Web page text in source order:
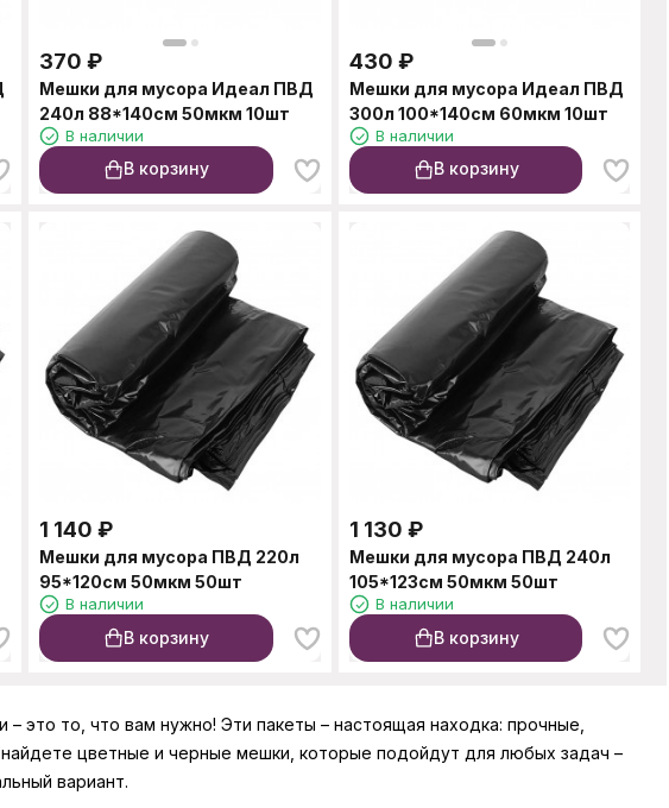
370 ₽
Мешки для мусора Идеал ПВД
240л 88*140см 50мкм 10шт
В наличии
В корзину
430 ₽
Мешки для мусора Идеал ПВД
300л 100*140см 60мкм 10шт
В наличии
В корзину
1 140 ₽
Мешки для мусора ПВД 220л
95*120см 50мкм 50шт
В наличии
В корзину
1 130 ₽
Мешки для мусора ПВД 240л
105*123см 50мкм 50шт
В наличии
В корзину
это то, что вам нужно! Эти пакеты – настоящая находка: прочные,
цветные и черные мешки, которые подойдут для любых задач –
вариант.